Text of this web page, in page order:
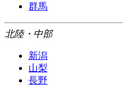
群馬
北陸・中部
新潟
山梨
長野